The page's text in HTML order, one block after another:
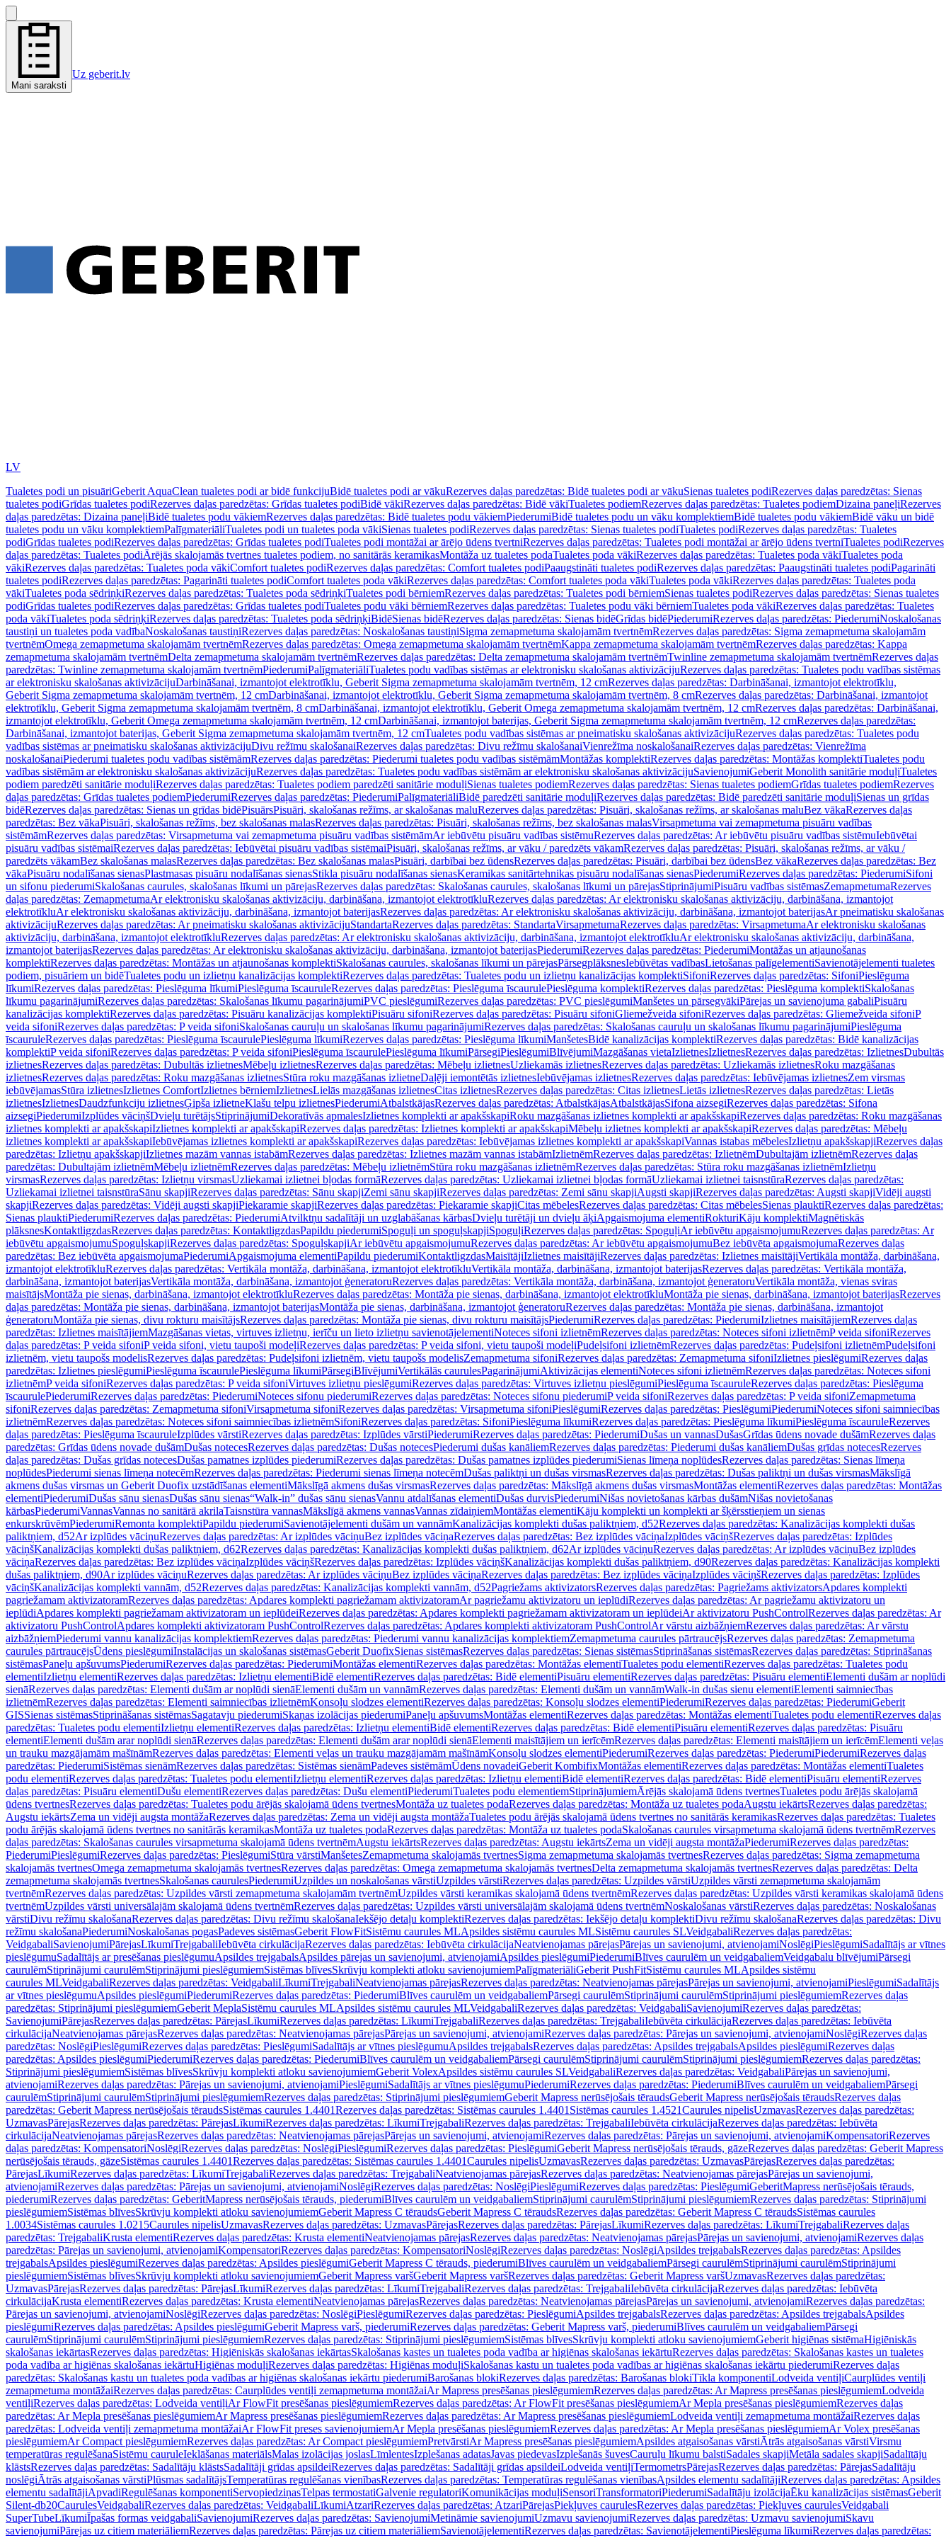
Mani saraksti
Uz geberit.lv
LV
Tualetes podi un pisuāriGeberit AquaClean tualetes podi ar bidē funkcijuBidē tualetes podi ar vākuRezerves daļas paredzētas: Bidē tualetes podi ar vākuSienas tualetes podiRezerves daļas paredzētas: Sienas
tualetes podiGrīdas tualetes podiRezerves daļas paredzētas: Grīdas tualetes podiBidē vākiRezerves daļas paredzētas: Bidē vākiTualetes podiemRezerves daļas paredzētas: Tualetes podiemDizaina paneļiRezerves
daļas paredzētas: Dizaina paneļiBidē tualetes podu vākiemRezerves daļas paredzētas: Bidē tualetes podu vākiemPiederumiBidē tualetes podu un vāku komplektiemBidē tualetes podu vākiemBidē vāku un bidē
tualetes podu un vāku komplektiemPalīgmateriāliTualetes podi un tualetes poda vākiSienas tualetes podiRezerves daļas paredzētas: Sienas tualetes podiTualetes podiRezerves daļas paredzētas: Tualetes
podiGrīdas tualetes podiRezerves daļas paredzētas: Grīdas tualetes podiTualetes podi montāžai ar ārējo ūdens tvertniRezerves daļas paredzētas: Tualetes podi montāžai ar ārējo ūdens tvertniTualetes podiRezerves
daļas paredzētas: Tualetes podiĀrējās skalojamās tvertnes tualetes podiem, no sanitārās keramikasMontāža uz tualetes podaTualetes poda vākiRezerves daļas paredzētas: Tualetes poda vākiTualetes poda
vākiRezerves daļas paredzētas: Tualetes poda vākiComfort tualetes podiRezerves daļas paredzētas: Comfort tualetes podiPaaugstināti tualetes podiRezerves daļas paredzētas: Paaugstināti tualetes podiPagarināti
tualetes podiRezerves daļas paredzētas: Pagarināti tualetes podiComfort tualetes poda vākiRezerves daļas paredzētas: Comfort tualetes poda vākiTualetes poda vākiRezerves daļas paredzētas: Tualetes poda
vākiTualetes poda sēdriņķiRezerves daļas paredzētas: Tualetes poda sēdriņķiTualetes podi bērniemRezerves daļas paredzētas: Tualetes podi bērniemSienas tualetes podiRezerves daļas paredzētas: Sienas tualetes
podiGrīdas tualetes podiRezerves daļas paredzētas: Grīdas tualetes podiTualetes podu vāki bērniemRezerves daļas paredzētas: Tualetes podu vāki bērniemTualetes poda vākiRezerves daļas paredzētas: Tualetes
poda vākiTualetes poda sēdriņķiRezerves daļas paredzētas: Tualetes poda sēdriņķiBidēSienas bidēRezerves daļas paredzētas: Sienas bidēGrīdas bidēPiederumiRezerves daļas paredzētas: PiederumiNoskalošanas
taustiņi un tualetes poda vadībaNoskalošanas taustiņiRezerves daļas paredzētas: Noskalošanas taustiņiSigma zemapmetuma skalojamām tvertnēmRezerves daļas paredzētas: Sigma zemapmetuma skalojamām
tvertnēmOmega zemapmetuma skalojamām tvertnēmRezerves daļas paredzētas: Omega zemapmetuma skalojamām tvertnēmKappa zemapmetuma skalojamām tvertnēmRezerves daļas paredzētas: Kappa
zemapmetuma skalojamām tvertnēmDelta zemapmetuma skalojamām tvertnēmRezerves daļas paredzētas: Delta zemapmetuma skalojamām tvertnēmTwinline zemapmetuma skalojamām tvertnēmRezerves daļas
paredzētas: Twinline zemapmetuma skalojamām tvertnēmPiederumiPalīgmateriāliTualetes podu vadības sistēmas ar elektronisku skalošanas aktivizācijuRezerves daļas paredzētas: Tualetes podu vadības sistēmas
ar elektronisku skalošanas aktivizācijuDarbināšanai, izmantojot elektrotīklu, Geberit Sigma zemapmetuma skalojamām tvertnēm, 12 cmRezerves daļas paredzētas: Darbināšanai, izmantojot elektrotīklu,
Geberit Sigma zemapmetuma skalojamām tvertnēm, 12 cmDarbināšanai, izmantojot elektrotīklu, Geberit Sigma zemapmetuma skalojamām tvertnēm, 8 cmRezerves daļas paredzētas: Darbināšanai, izmantojot
elektrotīklu, Geberit Sigma zemapmetuma skalojamām tvertnēm, 8 cmDarbināšanai, izmantojot elektrotīklu, Geberit Omega zemapmetuma skalojamām tvertnēm, 12 cmRezerves daļas paredzētas: Darbināšanai,
izmantojot elektrotīklu, Geberit Omega zemapmetuma skalojamām tvertnēm, 12 cmDarbināšanai, izmantojot baterijas, Geberit Sigma zemapmetuma skalojamām tvertnēm, 12 cmRezerves daļas paredzētas:
Darbināšanai, izmantojot baterijas, Geberit Sigma zemapmetuma skalojamām tvertnēm, 12 cmTualetes podu vadības sistēmas ar pneimatisku skalošanas aktivizācijuRezerves daļas paredzētas: Tualetes podu
vadības sistēmas ar pneimatisku skalošanas aktivizācijuDivu režīmu skalošanaiRezerves daļas paredzētas: Divu režīmu skalošanaiVienrežīma noskalošanaiRezerves daļas paredzētas: Vienrežīma
noskalošanaiPiederumi tualetes podu vadības sistēmāmRezerves daļas paredzētas: Piederumi tualetes podu vadības sistēmāmMontāžas komplektiRezerves daļas paredzētas: Montāžas komplektiTualetes podu
vadības sistēmām ar elektronisku skalošanas aktivizācijuRezerves daļas paredzētas: Tualetes podu vadības sistēmām ar elektronisku skalošanas aktivizācijuSavienojumiGeberit Monolith sanitārie moduļiTualetes
podiem paredzēti sanitārie moduļiRezerves daļas paredzētas: Tualetes podiem paredzēti sanitārie moduļiSienas tualetes podiemRezerves daļas paredzētas: Sienas tualetes podiemGrīdas tualetes podiemRezerves
daļas paredzētas: Grīdas tualetes podiemPiederumiRezerves daļas paredzētas: PiederumiPalīgmateriāliBidē paredzēti sanitārie moduļiRezerves daļas paredzētas: Bidē paredzēti sanitārie moduļiSienas un grīdas
bidēRezerves daļas paredzētas: Sienas un grīdas bidēPisuārsPisuāri, skalošanas režīms, ar skalošanas maluRezerves daļas paredzētas: Pisuāri, skalošanas režīms, ar skalošanas maluBez vākaRezerves daļas
paredzētas: Bez vākaPisuāri, skalošanas režīms, bez skalošanas malasRezerves daļas paredzētas: Pisuāri, skalošanas režīms, bez skalošanas malasVirsapmetuma vai zemapmetuma pisuāru vadības
sistēmāmRezerves daļas paredzētas: Virsapmetuma vai zemapmetuma pisuāru vadības sistēmāmAr iebūvētu pisuāru vadības sistēmuRezerves daļas paredzētas: Ar iebūvētu pisuāru vadības sistēmuIebūvētai
pisuāru vadības sistēmaiRezerves daļas paredzētas: Iebūvētai pisuāru vadības sistēmaiPisuāri, skalošanas režīms, ar vāku / paredzēts vākamRezerves daļas paredzētas: Pisuāri, skalošanas režīms, ar vāku /
paredzēts vākamBez skalošanas malasRezerves daļas paredzētas: Bez skalošanas malasPisuāri, darbībai bez ūdensRezerves daļas paredzētas: Pisuāri, darbībai bez ūdensBez vākaRezerves daļas paredzētas: Bez
vākaPisuāru nodalīšanas sienasPlastmasas pisuāru nodalīšanas sienasStikla pisuāru nodalīšanas sienasKeramikas sanitārtehnikas pisuāru nodalīšanas sienasPiederumiRezerves daļas paredzētas: PiederumiSifoni
un sifonu piederumiSkalošanas caurules, skalošanas līkumi un pārejasRezerves daļas paredzētas: Skalošanas caurules, skalošanas līkumi un pārejasStiprinājumiPisuāru vadības sistēmasZemapmetumaRezerves
daļas paredzētas: ZemapmetumaAr elektronisku skalošanas aktivizāciju, darbināšana, izmantojot elektrotīkluRezerves daļas paredzētas: Ar elektronisku skalošanas aktivizāciju, darbināšana, izmantojot
elektrotīkluAr elektronisku skalošanas aktivizāciju, darbināšana, izmantojot baterijasRezerves daļas paredzētas: Ar elektronisku skalošanas aktivizāciju, darbināšana, izmantojot baterijasAr pneimatisku skalošanas
aktivizācijuRezerves daļas paredzētas: Ar pneimatisku skalošanas aktivizācijuStandartaRezerves daļas paredzētas: StandartaVirsapmetumaRezerves daļas paredzētas: VirsapmetumaAr elektronisku skalošanas
aktivizāciju, darbināšana, izmantojot elektrotīkluRezerves daļas paredzētas: Ar elektronisku skalošanas aktivizāciju, darbināšana, izmantojot elektrotīkluAr elektronisku skalošanas aktivizāciju, darbināšana,
izmantojot baterijasRezerves daļas paredzētas: Ar elektronisku skalošanas aktivizāciju, darbināšana, izmantojot baterijasPiederumiRezerves daļas paredzētas: PiederumiMontāžas un atjaunošanas
komplektiRezerves daļas paredzētas: Montāžas un atjaunošanas komplektiSkalošanas caurules, skalošanas līkumi un pārejasPārsegplāksnesIebūvētas vadībasLietošanas palīgelementiSavienotājelementi tualetes
podiem, pisuāriem un bidēTualetes podu un izlietņu kanalizācijas komplektiRezerves daļas paredzētas: Tualetes podu un izlietņu kanalizācijas komplektiSifoniRezerves daļas paredzētas: SifoniPieslēguma
līkumiRezerves daļas paredzētas: Pieslēguma līkumiPieslēguma īscauruleRezerves daļas paredzētas: Pieslēguma īscaurulePieslēguma komplektiRezerves daļas paredzētas: Pieslēguma komplektiSkalošanas
līkumu pagarinājumiRezerves daļas paredzētas: Skalošanas līkumu pagarinājumiPVC pieslēgumiRezerves daļas paredzētas: PVC pieslēgumiManšetes un pārsegvākiPārejas un savienojuma gabaliPisuāru
kanalizācijas komplektiRezerves daļas paredzētas: Pisuāru kanalizācijas komplektiPisuāru sifoniRezerves daļas paredzētas: Pisuāru sifoniGliemežveida sifoniRezerves daļas paredzētas: Gliemežveida sifoniP
veida sifoniRezerves daļas paredzētas: P veida sifoniSkalošanas cauruļu un skalošanas līkumu pagarinājumiRezerves daļas paredzētas: Skalošanas cauruļu un skalošanas līkumu pagarinājumiPieslēguma
īscauruleRezerves daļas paredzētas: Pieslēguma īscaurulePieslēguma līkumiRezerves daļas paredzētas: Pieslēguma līkumiManšetesBidē kanalizācijas komplektiRezerves daļas paredzētas: Bidē kanalizācijas
komplektiP veida sifoniRezerves daļas paredzētas: P veida sifoniPieslēguma īscaurulePieslēguma līkumiPārsegiPieslēgumiBlīvējumiMazgāšanas vietaIzlietnesIzlietnesRezerves daļas paredzētas: IzlietnesDubultās
izlietnesRezerves daļas paredzētas: Dubultās izlietnesMēbeļu izlietnesRezerves daļas paredzētas: Mēbeļu izlietnesUzliekamās izlietnesRezerves daļas paredzētas: Uzliekamās izlietnesRoku mazgāšanas
izlietnesRezerves daļas paredzētas: Roku mazgāšanas izlietnesStūra roku mazgāšanas izlietneDaļēji iemontētās izlietnesIebūvējamas izlietnesRezerves daļas paredzētas: Iebūvējamas izlietnesZem virsmas
iebūvējamasStūra izlietnesIzlietnes ComfortIzlietnes bērniemIzlietnesLielās mazgāšanas izlietnesCitas izlietnesRezerves daļas paredzētas: Citas izlietnesLietās izlietnesRezerves daļas paredzētas: Lietās
izlietnesIzlietnesDaudzfunkciju izlietnesĢipša izlietneKlašu telpu izlietnesPiederumiAtbalstkājasRezerves daļas paredzētas: AtbalstkājasAtbalstkājasSifona aizsegiRezerves daļas paredzētas: Sifona
aizsegiPiederumiIzplūdes vāciņšDvieļu turētājsStiprinājumiDekoratīvās apmalesIzlietnes komplekti ar apakšskapiRoku mazgāšanas izlietnes komplekti ar apakšskapiRezerves daļas paredzētas: Roku mazgāšanas
izlietnes komplekti ar apakšskapiIzlietnes komplekti ar apakšskapiRezerves daļas paredzētas: Izlietnes komplekti ar apakšskapiMēbeļu izlietnes komplekti ar apakšskapiRezerves daļas paredzētas: Mēbeļu
izlietnes komplekti ar apakšskapiIebūvējamas izlietnes komplekti ar apakšskapiRezerves daļas paredzētas: Iebūvējamas izlietnes komplekti ar apakšskapiVannas istabas mēbelesIzlietņu apakšskapjiRezerves daļas
paredzētas: Izlietņu apakšskapjiIzlietnes mazām vannas istabāmRezerves daļas paredzētas: Izlietnes mazām vannas istabāmIzlietnēmRezerves daļas paredzētas: IzlietnēmDubultajām izlietnēmRezerves daļas
paredzētas: Dubultajām izlietnēmMēbeļu izlietnēmRezerves daļas paredzētas: Mēbeļu izlietnēmStūra roku mazgāšanas izlietnēmRezerves daļas paredzētas: Stūra roku mazgāšanas izlietnēmIzlietņu
virsmasRezerves daļas paredzētas: Izlietņu virsmasUzliekamai izlietnei bļodas formāRezerves daļas paredzētas: Uzliekamai izlietnei bļodas formāUzliekamai izlietnei taisnstūraRezerves daļas paredzētas:
Uzliekamai izlietnei taisnstūraSānu skapjiRezerves daļas paredzētas: Sānu skapjiZemi sānu skapjiRezerves daļas paredzētas: Zemi sānu skapjiAugsti skapjiRezerves daļas paredzētas: Augsti skapjiVidēji augsti
skapjiRezerves daļas paredzētas: Vidēji augsti skapjiPiekaramie skapjiRezerves daļas paredzētas: Piekaramie skapjiCitas mēbelesRezerves daļas paredzētas: Citas mēbelesSienas plauktiRezerves daļas paredzētas:
Sienas plauktiPiederumiRezerves daļas paredzētas: PiederumiAtvilktņu sadalītāji un uzglabāšanas kārbasDvieļu turētāji un dvieļu āķiApgaismojuma elementiRokturiKāju komplektiMagnētiskās
plāksnesKontaktligzdasRezerves daļas paredzētas: KontaktligzdasPapildu piederumiSpoguļi un spoguļskapjiSpoguļiRezerves daļas paredzētas: SpoguļiAr iebūvētu apgaismojumuRezerves daļas paredzētas: Ar
iebūvētu apgaismojumuSpoguļskapjiRezerves daļas paredzētas: SpoguļskapjiAr iebūvētu apgaismojumuRezerves daļas paredzētas: Ar iebūvētu apgaismojumuBez iebūvēta apgaismojumaRezerves daļas
paredzētas: Bez iebūvēta apgaismojumaPiederumiApgaismojuma elementiPapildu piederumiKontaktligzdasMaisītājiIzlietnes maisītājiRezerves daļas paredzētas: Izlietnes maisītājiVertikāla montāža, darbināšana,
izmantojot elektrotīkluRezerves daļas paredzētas: Vertikāla montāža, darbināšana, izmantojot elektrotīkluVertikāla montāža, darbināšana, izmantojot baterijasRezerves daļas paredzētas: Vertikāla montāža,
darbināšana, izmantojot baterijasVertikāla montāža, darbināšana, izmantojot ģeneratoruRezerves daļas paredzētas: Vertikāla montāža, darbināšana, izmantojot ģeneratoruVertikāla montāža, vienas sviras
maisītājsMontāža pie sienas, darbināšana, izmantojot elektrotīkluRezerves daļas paredzētas: Montāža pie sienas, darbināšana, izmantojot elektrotīkluMontāža pie sienas, darbināšana, izmantojot baterijasRezerves
daļas paredzētas: Montāža pie sienas, darbināšana, izmantojot baterijasMontāža pie sienas, darbināšana, izmantojot ģeneratoruRezerves daļas paredzētas: Montāža pie sienas, darbināšana, izmantojot
ģeneratoruMontāža pie sienas, divu rokturu maisītājsRezerves daļas paredzētas: Montāža pie sienas, divu rokturu maisītājsPiederumiRezerves daļas paredzētas: PiederumiIzlietnes maisītājiemRezerves daļas
paredzētas: Izlietnes maisītājiemMazgāšanas vietas, virtuves izlietņu, ierīču un lieto izlietņu savienotājelementiNoteces sifoni izlietnēmRezerves daļas paredzētas: Noteces sifoni izlietnēmP veida sifoniRezerves
daļas paredzētas: P veida sifoniP veida sifoni, vietu taupoši modeļiRezerves daļas paredzētas: P veida sifoni, vietu taupoši modeļiPudeļsifoni izlietnēmRezerves daļas paredzētas: Pudeļsifoni izlietnēmPudeļsifoni
izlietnēm, vietu taupošs modelisRezerves daļas paredzētas: Pudeļsifoni izlietnēm, vietu taupošs modelisZemapmetuma sifoniRezerves daļas paredzētas: Zemapmetuma sifoniIzlietnes pieslēgumiRezerves daļas
paredzētas: Izlietnes pieslēgumiPieslēguma īscaurulePieslēguma līkumiPārsegiBlīvējumiVertikālās caurulesPagarinājumiAktivizācijas elementiNoteces sifoni izlietnēmRezerves daļas paredzētas: Noteces sifoni
izlietnēmP veida sifoniRezerves daļas paredzētas: P veida sifoniVirtuves izlietņu pieslēgumiRezerves daļas paredzētas: Virtuves izlietņu pieslēgumiPieslēguma īscauruleRezerves daļas paredzētas: Pieslēguma
īscaurulePiederumiRezerves daļas paredzētas: PiederumiNoteces sifonu piederumiRezerves daļas paredzētas: Noteces sifonu piederumiP veida sifoniRezerves daļas paredzētas: P veida sifoniZemapmetuma
sifoniRezerves daļas paredzētas: Zemapmetuma sifoniVirsapmetuma sifoniRezerves daļas paredzētas: Virsapmetuma sifoniPieslēgumiRezerves daļas paredzētas: PieslēgumiPiederumiNoteces sifoni saimniecības
izlietnēmRezerves daļas paredzētas: Noteces sifoni saimniecības izlietnēmSifoniRezerves daļas paredzētas: SifoniPieslēguma līkumiRezerves daļas paredzētas: Pieslēguma līkumiPieslēguma īscauruleRezerves
daļas paredzētas: Pieslēguma īscauruleIzplūdes vārstiRezerves daļas paredzētas: Izplūdes vārstiPiederumiRezerves daļas paredzētas: PiederumiDušas un vannasDušasGrīdas ūdens novade dušāmRezerves daļas
paredzētas: Grīdas ūdens novade dušāmDušas notecesRezerves daļas paredzētas: Dušas notecesPiederumi dušas kanāliemRezerves daļas paredzētas: Piederumi dušas kanāliemDušas grīdas notecesRezerves
daļas paredzētas: Dušas grīdas notecesDušas pamatnes izplūdes piederumiRezerves daļas paredzētas: Dušas pamatnes izplūdes piederumiSienas līmeņa noplūdesRezerves daļas paredzētas: Sienas līmeņa
noplūdesPiederumi sienas līmeņa notecēmRezerves daļas paredzētas: Piederumi sienas līmeņa notecēmDušas paliktņi un dušas virsmasRezerves daļas paredzētas: Dušas paliktņi un dušas virsmasMākslīgā
akmens dušas virsmas un Geberit Duofix uzstādīšanas elementiMākslīgā akmens dušas virsmasRezerves daļas paredzētas: Mākslīgā akmens dušas virsmasMontāžas elementiRezerves daļas paredzētas: Montāžas
elementiPiederumiDušas sānu sienasDušas sānu sienas“Walk-in” dušas sānu sienasVannu atdalīšanas elementiDušas durvisPiederumiNišas novietošanas kārbas dušāmNišas novietošanas
kārbasPiederumiVannasVannas no sanitārā akrilaTaisnstūra vannasMākslīgā akmens vannasVannas zīdaiņiemMontāžas elementiKāju komplekti un komplekti ar šķērsstieņiem un sienas
enkurskrūvēmPiederumiRemonta komplektiPapildu piederumiSavienotājelementi dušām un vannāmKanalizācijas komplekti dušas paliktņiem, d52Rezerves daļas paredzētas: Kanalizācijas komplekti dušas
paliktņiem, d52Ar izplūdes vāciņuRezerves daļas paredzētas: Ar izplūdes vāciņuBez izplūdes vāciņaRezerves daļas paredzētas: Bez izplūdes vāciņaIzplūdes vāciņšRezerves daļas paredzētas: Izplūdes
vāciņšKanalizācijas komplekti dušas paliktņiem, d62Rezerves daļas paredzētas: Kanalizācijas komplekti dušas paliktņiem, d62Ar izplūdes vāciņuRezerves daļas paredzētas: Ar izplūdes vāciņuBez izplūdes
vāciņaRezerves daļas paredzētas: Bez izplūdes vāciņaIzplūdes vāciņšRezerves daļas paredzētas: Izplūdes vāciņšKanalizācijas komplekti dušas paliktņiem, d90Rezerves daļas paredzētas: Kanalizācijas komplekti
dušas paliktņiem, d90Ar izplūdes vāciņuRezerves daļas paredzētas: Ar izplūdes vāciņuBez izplūdes vāciņaRezerves daļas paredzētas: Bez izplūdes vāciņaIzplūdes vāciņšRezerves daļas paredzētas: Izplūdes
vāciņšKanalizācijas komplekti vannām, d52Rezerves daļas paredzētas: Kanalizācijas komplekti vannām, d52Pagriežams aktivizatorsRezerves daļas paredzētas: Pagriežams aktivizatorsApdares komplekti
pagriežamam aktivizatoramRezerves daļas paredzētas: Apdares komplekti pagriežamam aktivizatoramAr pagriežamu aktivizatoru un ieplūdiRezerves daļas paredzētas: Ar pagriežamu aktivizatoru un
ieplūdiApdares komplekti pagriežamam aktivizatoram un ieplūdeiRezerves daļas paredzētas: Apdares komplekti pagriežamam aktivizatoram un ieplūdeiAr aktivizatoru PushControlRezerves daļas paredzētas: Ar
aktivizatoru PushControlApdares komplekti aktivizatoram PushControlRezerves daļas paredzētas: Apdares komplekti aktivizatoram PushControlAr vārstu aizbāžņiemRezerves daļas paredzētas: Ar vārstu
aizbāžņiemPiederumi vannu kanalizācijas komplektiemRezerves daļas paredzētas: Piederumi vannu kanalizācijas komplektiemZemapmetuma caurules pārtraucējsRezerves daļas paredzētas: Zemapmetuma
caurules pārtraucējsŪdens pieslēgumiInstalācijas un skalošanas sistēmasGeberit DuofixSienas sistēmasRezerves daļas paredzētas: Sienas sistēmasStiprināšanas sistēmasRezerves daļas paredzētas: Stiprināšanas
sistēmasPaneļu apšuvumsPiederumiRezerves daļas paredzētas: PiederumiMontāžas elementiRezerves daļas paredzētas: Montāžas elementiTualetes podu elementiRezerves daļas paredzētas: Tualetes podu
elementiIzlietņu elementiRezerves daļas paredzētas: Izlietņu elementiBidē elementiRezerves daļas paredzētas: Bidē elementiPisuāru elementiRezerves daļas paredzētas: Pisuāru elementiElementi dušām ar noplūdi
sienāRezerves daļas paredzētas: Elementi dušām ar noplūdi sienāElementi dušām un vannāmRezerves daļas paredzētas: Elementi dušām un vannāmWalk-in dušas sienu elementiElementi saimniecības
izlietnēmRezerves daļas paredzētas: Elementi saimniecības izlietnēmKonsoļu slodzes elementiRezerves daļas paredzētas: Konsoļu slodzes elementiPiederumiRezerves daļas paredzētas: PiederumiGeberit
GISSienas sistēmasStiprināšanas sistēmasSagatavju piederumiSkaņas izolācijas piederumiPaneļu apšuvumsMontāžas elementiRezerves daļas paredzētas: Montāžas elementiTualetes podu elementiRezerves daļas
paredzētas: Tualetes podu elementiIzlietņu elementiRezerves daļas paredzētas: Izlietņu elementiBidē elementiRezerves daļas paredzētas: Bidē elementiPisuāru elementiRezerves daļas paredzētas: Pisuāru
elementiElementi dušām arar noplūdi sienāRezerves daļas paredzētas: Elementi dušām arar noplūdi sienāElementi maisītājiem un ierīcēmRezerves daļas paredzētas: Elementi maisītājiem un ierīcēmElementi veļas
un trauku mazgājamām mašīnāmRezerves daļas paredzētas: Elementi veļas un trauku mazgājamām mašīnāmKonsoļu slodzes elementiPiederumiRezerves daļas paredzētas: PiederumiPiederumiRezerves daļas
paredzētas: PiederumiSistēmas sienāmRezerves daļas paredzētas: Sistēmas sienāmPadeves sistēmāmŪdens novadeiGeberit KombifixMontāžas elementiRezerves daļas paredzētas: Montāžas elementiTualetes
podu elementiRezerves daļas paredzētas: Tualetes podu elementiIzlietņu elementiRezerves daļas paredzētas: Izlietņu elementiBidē elementiRezerves daļas paredzētas: Bidē elementiPisuāru elementiRezerves
daļas paredzētas: Pisuāru elementiDušu elementiRezerves daļas paredzētas: Dušu elementiPiederumiTualetes podu elementiemStiprinājumiemĀrējās skalojamā ūdens tvertnesTualetes podu ārējās skalojamā
ūdens tvertnesRezerves daļas paredzētas: Tualetes podu ārējās skalojamā ūdens tvertnesMontāža uz tualetes podaRezerves daļas paredzētas: Montāža uz tualetes podaAugstu iekārtsRezerves daļas paredzētas:
Augstu iekārtsZema un vidēji augsta montāžaRezerves daļas paredzētas: Zema un vidēji augsta montāžaTualetes podu ārējās skalojamā ūdens tvertnes no sanitārās keramikasRezerves daļas paredzētas: Tualetes
podu ārējās skalojamā ūdens tvertnes no sanitārās keramikasMontāža uz tualetes podaRezerves daļas paredzētas: Montāža uz tualetes podaSkalošanas caurules virsapmetuma skalojamā ūdens tvertnēmRezerves
daļas paredzētas: Skalošanas caurules virsapmetuma skalojamā ūdens tvertnēmAugstu iekārtsRezerves daļas paredzētas: Augstu iekārtsZema un vidēji augsta montāžaPiederumiRezerves daļas paredzētas:
PiederumiPieslēgumiRezerves daļas paredzētas: PieslēgumiStūra vārstiManšetesZemapmetuma skalojamās tvertnesSigma zemapmetuma skalojamās tvertnesRezerves daļas paredzētas: Sigma zemapmetuma
skalojamās tvertnesOmega zemapmetuma skalojamās tvertnesRezerves daļas paredzētas: Omega zemapmetuma skalojamās tvertnesDelta zemapmetuma skalojamās tvertnesRezerves daļas paredzētas: Delta
zemapmetuma skalojamās tvertnesSkalošanas caurulesPiederumiUzpildes un noskalošanas vārstiUzpildes vārstiRezerves daļas paredzētas: Uzpildes vārstiUzpildes vārsti zemapmetuma skalojamām
tvertnēmRezerves daļas paredzētas: Uzpildes vārsti zemapmetuma skalojamām tvertnēmUzpildes vārsti keramikas skalojamā ūdens tvertnēmRezerves daļas paredzētas: Uzpildes vārsti keramikas skalojamā ūdens
tvertnēmUzpildes vārsti universālajām skalojamā ūdens tvertnēmRezerves daļas paredzētas: Uzpildes vārsti universālajām skalojamā ūdens tvertnēmNoskalošanas vārstiRezerves daļas paredzētas: Noskalošanas
vārstiDivu režīmu skalošanaRezerves daļas paredzētas: Divu režīmu skalošanaIekšējo detaļu komplektiRezerves daļas paredzētas: Iekšējo detaļu komplektiDivu režīmu skalošanaRezerves daļas paredzētas: Divu
režīmu skalošanaPiederumiNoskalošanas pogasPadeves sistēmasGeberit FlowFitSistēmu caurules MLApsildes sistēmu caurules MLSistēmu caurules SLVeidgabaliRezerves daļas paredzētas:
VeidgabaliSavienojumiPārejasLīkumiTrejgabaliIebūvēta cirkulācijaRezerves daļas paredzētas: Iebūvēta cirkulācijaNeatvienojamas pārejasPārejas un savienojumi, atvienojamiNoslēgiPieslēgumiSadalītājs ar vītnes
pieslēgumuSadalītājs ar presēšanas pieslēgumuApsildes trejgabalsApsildes pārejas un savienojumi, atvienojamiApsildes pieslēgumiPiederumiBlīves caurulēm un veidgabaliemVeidgabalu blīvējumiPārsegi
caurulēmStiprinājumi caurulēmStiprinājumi pieslēgumiemSistēmas blīvesSkrūvju komplekti atloku savienojumiemPalīgmateriāliGeberit PushFitSistēmu caurules MLApsildes sistēmu
caurules MLVeidgabaliRezerves daļas paredzētas: VeidgabaliLīkumiTrejgabaliNeatvienojamas pārejasRezerves daļas paredzētas: Neatvienojamas pārejasPārejas un savienojumi, atvienojamiPieslēgumiSadalītājs
ar vītnes pieslēgumuApsildes pieslēgumiPiederumiRezerves daļas paredzētas: PiederumiBlīves caurulēm un veidgabaliemPārsegi caurulēmStiprinājumi caurulēmStiprinājumi pieslēgumiemRezerves daļas
paredzētas: Stiprinājumi pieslēgumiemGeberit MeplaSistēmu caurules MLApsildes sistēmu caurules MLVeidgabaliRezerves daļas paredzētas: VeidgabaliSavienojumiRezerves daļas paredzētas:
SavienojumiPārejasRezerves daļas paredzētas: PārejasLīkumiRezerves daļas paredzētas: LīkumiTrejgabaliRezerves daļas paredzētas: TrejgabaliIebūvēta cirkulācijaRezerves daļas paredzētas: Iebūvēta
cirkulācijaNeatvienojamas pārejasRezerves daļas paredzētas: Neatvienojamas pārejasPārejas un savienojumi, atvienojamiRezerves daļas paredzētas: Pārejas un savienojumi, atvienojamiNoslēgiRezerves daļas
paredzētas: NoslēgiPieslēgumiRezerves daļas paredzētas: PieslēgumiSadalītājs ar vītnes pieslēgumuApsildes trejgabalsRezerves daļas paredzētas: Apsildes trejgabalsApsildes pieslēgumiRezerves daļas
paredzētas: Apsildes pieslēgumiPiederumiRezerves daļas paredzētas: PiederumiBlīves caurulēm un veidgabaliemPārsegi caurulēmStiprinājumi caurulēmStiprinājumi pieslēgumiemRezerves daļas paredzētas:
Stiprinājumi pieslēgumiemSistēmas blīvesSkrūvju komplekti atloku savienojumiemGeberit VolexApsildes sistēmu caurules SLVeidgabaliRezerves daļas paredzētas: VeidgabaliPārejas un savienojumi,
atvienojamiRezerves daļas paredzētas: Pārejas un savienojumi, atvienojamiPieslēgumiSadalītājs ar vītnes pieslēgumuPiederumiRezerves daļas paredzētas: PiederumiBlīves caurulēm un veidgabaliemPārsegi
caurulēmStiprinājumi caurulēmStiprinājumi pieslēgumiemRezerves daļas paredzētas: Stiprinājumi pieslēgumiemGeberit Mapress nerūsējošais tēraudsGeberit Mapress nerūsējošais tēraudsRezerves daļas
paredzētas: Geberit Mapress nerūsējošais tēraudsSistēmas caurules 1.4401Rezerves daļas paredzētas: Sistēmas caurules 1.4401 Sistēmas caurules 1.4521Caurules nipelisUzmavasRezerves daļas paredzētas:
UzmavasPārejasRezerves daļas paredzētas: PārejasLīkumiRezerves daļas paredzētas: LīkumiTrejgabaliRezerves daļas paredzētas: TrejgabaliIebūvēta cirkulācijaRezerves daļas paredzētas: Iebūvēta
cirkulācijaNeatvienojamas pārejasRezerves daļas paredzētas: Neatvienojamas pārejasPārejas un savienojumi, atvienojamiRezerves daļas paredzētas: Pārejas un savienojumi, atvienojamiKompensatoriRezerves
daļas paredzētas: KompensatoriNoslēgiRezerves daļas paredzētas: NoslēgiPieslēgumiRezerves daļas paredzētas: PieslēgumiGeberit Mapress nerūsējošais tērauds, gāzeRezerves daļas paredzētas: Geberit Mapress
nerūsējošais tērauds, gāzeSistēmas caurules 1.4401Rezerves daļas paredzētas: Sistēmas caurules 1.4401Caurules nipelisUzmavasRezerves daļas paredzētas: UzmavasPārejasRezerves daļas paredzētas:
PārejasLīkumiRezerves daļas paredzētas: LīkumiTrejgabaliRezerves daļas paredzētas: TrejgabaliNeatvienojamas pārejasRezerves daļas paredzētas: Neatvienojamas pārejasPārejas un savienojumi,
atvienojamiRezerves daļas paredzētas: Pārejas un savienojumi, atvienojamiNoslēgiRezerves daļas paredzētas: NoslēgiPieslēgumiRezerves daļas paredzētas: PieslēgumiGeberitMapress nerūsējošais tērauds,
piederumiRezerves daļas paredzētas: GeberitMapress nerūsējošais tērauds, piederumiBlīves caurulēm un veidgabaliemStiprinājumi caurulēmStiprinājumi pieslēgumiemRezerves daļas paredzētas: Stiprinājumi
pieslēgumiemSistēmas blīvesSkrūvju komplekti atloku savienojumiemGeberit Mapress C tēraudsGeberit Mapress C tēraudsRezerves daļas paredzētas: Geberit Mapress C tēraudsSistēmas caurules
1.0034Sistēmas caurules 1.0215Caurules nipelisUzmavasRezerves daļas paredzētas: UzmavasPārejasRezerves daļas paredzētas: PārejasLīkumiRezerves daļas paredzētas: LīkumiTrejgabaliRezerves daļas
paredzētas: TrejgabaliKrusta elementiRezerves daļas paredzētas: Krusta elementiNeatvienojamas pārejasRezerves daļas paredzētas: Neatvienojamas pārejasPārejas un savienojumi, atvienojamiRezerves daļas
paredzētas: Pārejas un savienojumi, atvienojamiKompensatoriRezerves daļas paredzētas: KompensatoriNoslēgiRezerves daļas paredzētas: NoslēgiApsildes trejgabalsRezerves daļas paredzētas: Apsildes
trejgabalsApsildes pieslēgumiRezerves daļas paredzētas: Apsildes pieslēgumiGeberit Mapress C tērauds, piederumiBlīves caurulēm un veidgabaliemPārsegi caurulēmStiprinājumi caurulēmStiprinājumi
pieslēgumiemSistēmas blīvesSkrūvju komplekti atloku savienojumiemGeberit Mapress varšGeberit Mapress varšRezerves daļas paredzētas: Geberit Mapress varšUzmavasRezerves daļas paredzētas:
UzmavasPārejasRezerves daļas paredzētas: PārejasLīkumiRezerves daļas paredzētas: LīkumiTrejgabaliRezerves daļas paredzētas: TrejgabaliIebūvēta cirkulācijaRezerves daļas paredzētas: Iebūvēta
cirkulācijaKrusta elementiRezerves daļas paredzētas: Krusta elementiNeatvienojamas pārejasRezerves daļas paredzētas: Neatvienojamas pārejasPārejas un savienojumi, atvienojamiRezerves daļas paredzētas:
Pārejas un savienojumi, atvienojamiNoslēgiRezerves daļas paredzētas: NoslēgiPieslēgumiRezerves daļas paredzētas: PieslēgumiApsildes trejgabalsRezerves daļas paredzētas: Apsildes trejgabalsApsildes
pieslēgumiRezerves daļas paredzētas: Apsildes pieslēgumiGeberit Mapress varš, piederumiRezerves daļas paredzētas: Geberit Mapress varš, piederumiBlīves caurulēm un veidgabaliemPārsegi
caurulēmStiprinājumi caurulēmStiprinājumi pieslēgumiemRezerves daļas paredzētas: Stiprinājumi pieslēgumiemSistēmas blīvesSkrūvju komplekti atloku savienojumiemGeberit higiēnas sistēmaHigiēniskās
skalošanas iekārtasRezerves daļas paredzētas: Higiēniskās skalošanas iekārtasSkalošanas kastes un tualetes poda vadība ar higiēnas skalošanas iekārtuRezerves daļas paredzētas: Skalošanas kastes un tualetes
poda vadība ar higiēnas skalošanas iekārtuHigiēnas moduļiRezerves daļas paredzētas: Higiēnas moduļiSkalošanas kastu un tualetes poda vadības ar higiēnas skalošanas iekārtu piederumiRezerves daļas
paredzētas: Skalošanas kastu un tualetes poda vadības ar higiēnas skalošanas iekārtu piederumiBarošanas blokiRezerves daļas paredzētas: Barošanas blokiTīkla komponentiLodveida ventiļiCaurplūdes ventiļi
zemapmetuma montāžaiRezerves daļas paredzētas: Caurplūdes ventiļi zemapmetuma montāžaiAr Mapress presēšanas pieslēgumiemRezerves daļas paredzētas: Ar Mapress presēšanas pieslēgumiemLodveida
ventiļiRezerves daļas paredzētas: Lodveida ventiļiAr FlowFit presēšanas pieslēgumiemRezerves daļas paredzētas: Ar FlowFit presēšanas pieslēgumiemAr Mepla presēšanas pieslēgumiemRezerves daļas
paredzētas: Ar Mepla presēšanas pieslēgumiemAr Mapress presēšanas pieslēgumiemRezerves daļas paredzētas: Ar Mapress presēšanas pieslēgumiemLodveida ventiļi zemapmetuma montāžaiRezerves daļas
paredzētas: Lodveida ventiļi zemapmetuma montāžaiAr FlowFit preses savienojumiemAr Mepla presēšanas pieslēgumiemRezerves daļas paredzētas: Ar Mepla presēšanas pieslēgumiemAr Volex presēšanas
pieslēgumiemAr Compact pieslēgumiemRezerves daļas paredzētas: Ar Compact pieslēgumiemPretvārstiAr Mapress presēšanas pieslēgumiemApsildes atgaisošanas vārstiĀtrās atgaisošanas vārstiVirsmu
temperatūras regulēšanaSistēmu cauruleIeklāšanas materiālsMalas izolācijas joslasLīmlentesIzplešanas adatasJavas piedevasIzplešanās šuvesCauruļu līkumu balstiSadales skapjiMetāla sadales skapjiSadalītāju
klāstsRezerves daļas paredzētas: Sadalītāju klāstsSadalītāji grīdas apsildeiRezerves daļas paredzētas: Sadalītāji grīdas apsildeiLodveida ventiļiTermometrsPārejasRezerves daļas paredzētas: PārejasSadalītāju
noslēgiĀtrās atgaisošanas vārstiPlūsmas sadalītājsTemperatūras regulēšanas vienībasRezerves daļas paredzētas: Temperatūras regulēšanas vienībasApsildes elementu sadalītājiRezerves daļas paredzētas: Apsildes
elementu sadalītājiApvadiRegulēšanas komponentiServopiedziņasTelpas termostatiGalvenie regulatoriKomunikācijas moduļiSensoriTransformatoriPiederumiSadalītāju izolācijaĒku kanalizācijas sistēmasGeberit
Silent-db20CaurulesVeidgabaliRezerves daļas paredzētas: VeidgabaliLīkumiAtzariRezerves daļas paredzētas: AtzariPārejasPiekļuves caurulesRezerves daļas paredzētas: Piekļuves caurulesVeidgabali
SuperTubeLīkumiĪpašas formas veidgabaliSavienojumiRezerves daļas paredzētas: SavienojumiMetināmie savienojumiUzmavu savienojumiRezerves daļas paredzētas: Uzmavu savienojumiSkavu
savienojumiPārejas uz citiem materiāliemRezerves daļas paredzētas: Pārejas uz citiem materiāliemSavienotājelementiRezerves daļas paredzētas: SavienotājelementiPieslēguma līkumiRezerves daļas paredzētas: